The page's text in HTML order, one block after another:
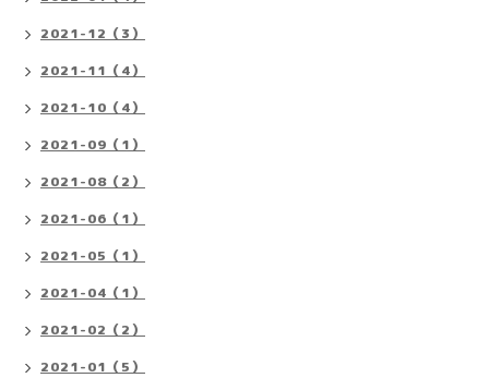
2021-12（3）
2021-11（4）
2021-10（4）
2021-09（1）
2021-08（2）
2021-06（1）
2021-05（1）
2021-04（1）
2021-02（2）
2021-01（5）